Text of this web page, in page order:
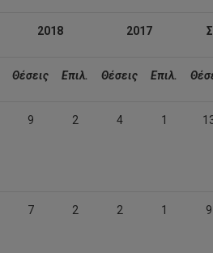
2018 2017
Θέσεις Επιλ. Θέσεις Επιλ.
9 2 4 1
7 2 2 1 9